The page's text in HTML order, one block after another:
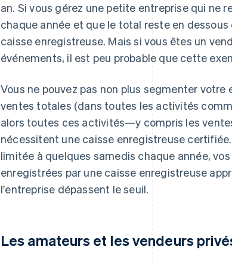
an. Si vous gérez une petite entreprise qui ne
chaque année et que le total reste en
caisse enregistreuse. Mais si vous êtes un
événements, il est peu probable que cette
Vous ne pouvez pas non plus segmenter
ventes totales (dans toutes les activités
alors toutes ces activités—y compris les
nécessitent une caisse enregistreuse
limitée à quelques samedis chaque année,
enregistrées par une caisse enregistreuse
l'entreprise dépassent le seuil.
Les amateurs et les vendeurs